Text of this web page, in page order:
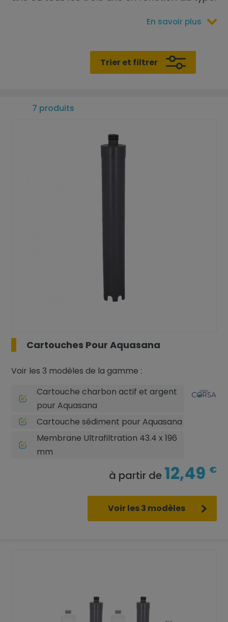
En savoir plus
Trier et filtrer
7 produits
Cartouches Pour Aquasana
Voir les 3 modèles de la gamme :
Cartouche charbon actif et argent
pour Aquasana
Cartouche sédiment pour Aquasana
Membrane Ultrafiltration 43.4 x 196
mm
à partir de 12,49 €
Voir les 3 modèles